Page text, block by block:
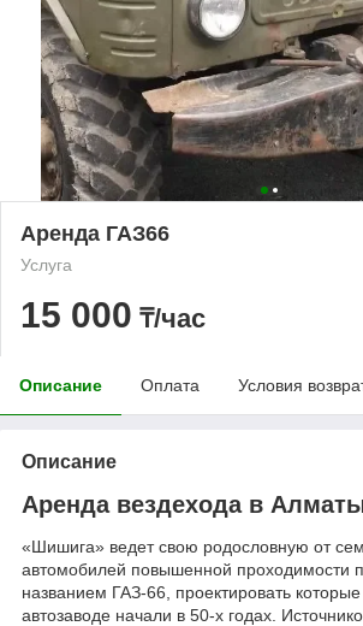
Аренда ГАЗ66
Услуга
15 000 ₸/час
Описание Оплата Условия
Описание
Аренда вездехода в
«Шишига» ведет свою родословную от
автомобилей повышенной проходимости
названием ГАЗ-66, проектировать
автозаводе начали в 50-х годах.